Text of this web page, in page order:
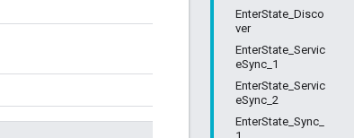
EnterState_Disco
ver
EnterState_Servic
eSync_1
EnterState_Servic
eSync_2
EnterState_Sync_